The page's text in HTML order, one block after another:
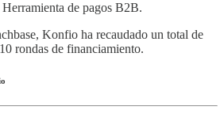
de pagos B2B.
Konfio ha recaudado un total de
rondas de financiamiento.